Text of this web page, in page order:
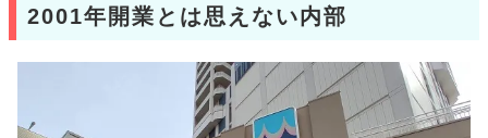
2001年開業とは思えない内部